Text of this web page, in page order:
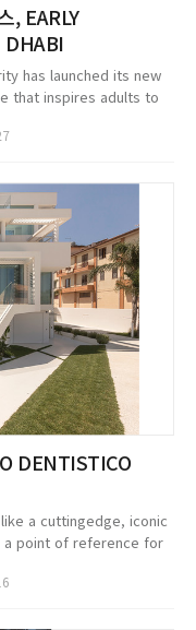
, EARLY
has launched its new
that inspires adults to
DENTISTICO
a cuttingedge, iconic
a point of reference for